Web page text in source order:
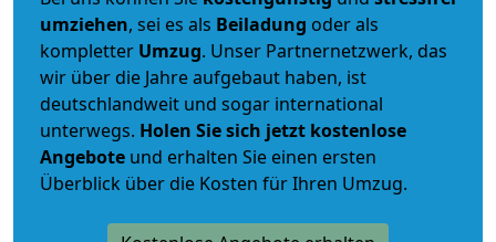
umziehen, sei es als Beiladung oder als
kompletter Umzug. Unser Partnernetzwerk, das
wir über die Jahre aufgebaut haben, ist
deutschlandweit und sogar international
unterwegs. Holen Sie sich jetzt kostenlose
Angebote und erhalten Sie einen ersten
Überblick über die Kosten für Ihren Umzug.